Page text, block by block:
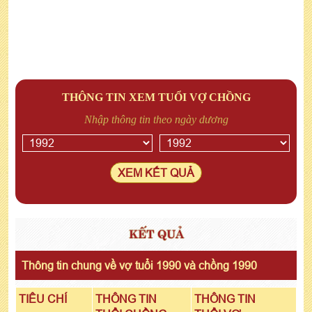
THÔNG TIN XEM TUỔI VỢ CHỒNG
Nhập thông tin theo ngày dương
XEM KẾT QUẢ
KẾT QUẢ
Thông tin chung về vợ tuổi 1990 và chồng 1990
TIÊU CHÍ
THÔNG TIN
THÔNG TIN